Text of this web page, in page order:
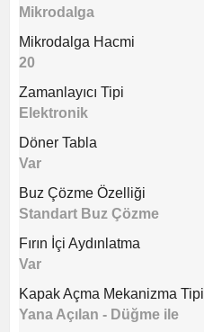
Mikrodalga
Mikrodalga Hacmi
20
Zamanlayıcı Tipi
Elektronik
Döner Tabla
Var
Buz Çözme Özelliği
Standart Buz Çözme
Fırın İçi Aydınlatma
Var
Kapak Açma Mekanizma Tipi
Yana Açılan - Düğme ile